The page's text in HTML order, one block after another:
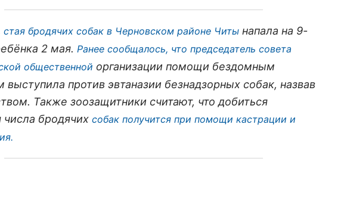
бродячих собак в Черновском районе Читы напала на 9-
2 мая. Ранее сообщалось, что председатель совета
общественной организации помощи бездомным
против эвтаназии безнадзорных собак, назвав
Также зоозащитники считают, что добиться
бродячих собак получится при помощи кастрации и